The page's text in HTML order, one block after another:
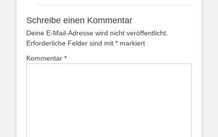
Schreibe einen Kommentar
Deine E-Mail-Adresse wird nicht veröffentlicht.
Erforderliche Felder sind mit * markiert
Kommentar *